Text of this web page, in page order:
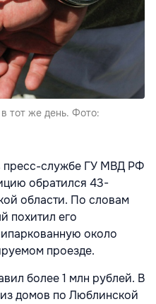
тот же день. Фото:
пресс-службе ГУ МВД РФ
обратился 43-
области. По словам
похитил его
около
проезде.
более 1 млн рублей. В
домов по Люблинской